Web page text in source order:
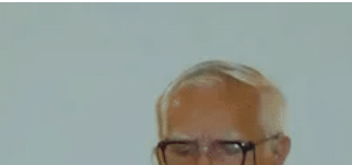
(в ночь) с 5 на 6 июня.
курдов бывшего СССР таким
«Рожа Мазала/Марзала» и